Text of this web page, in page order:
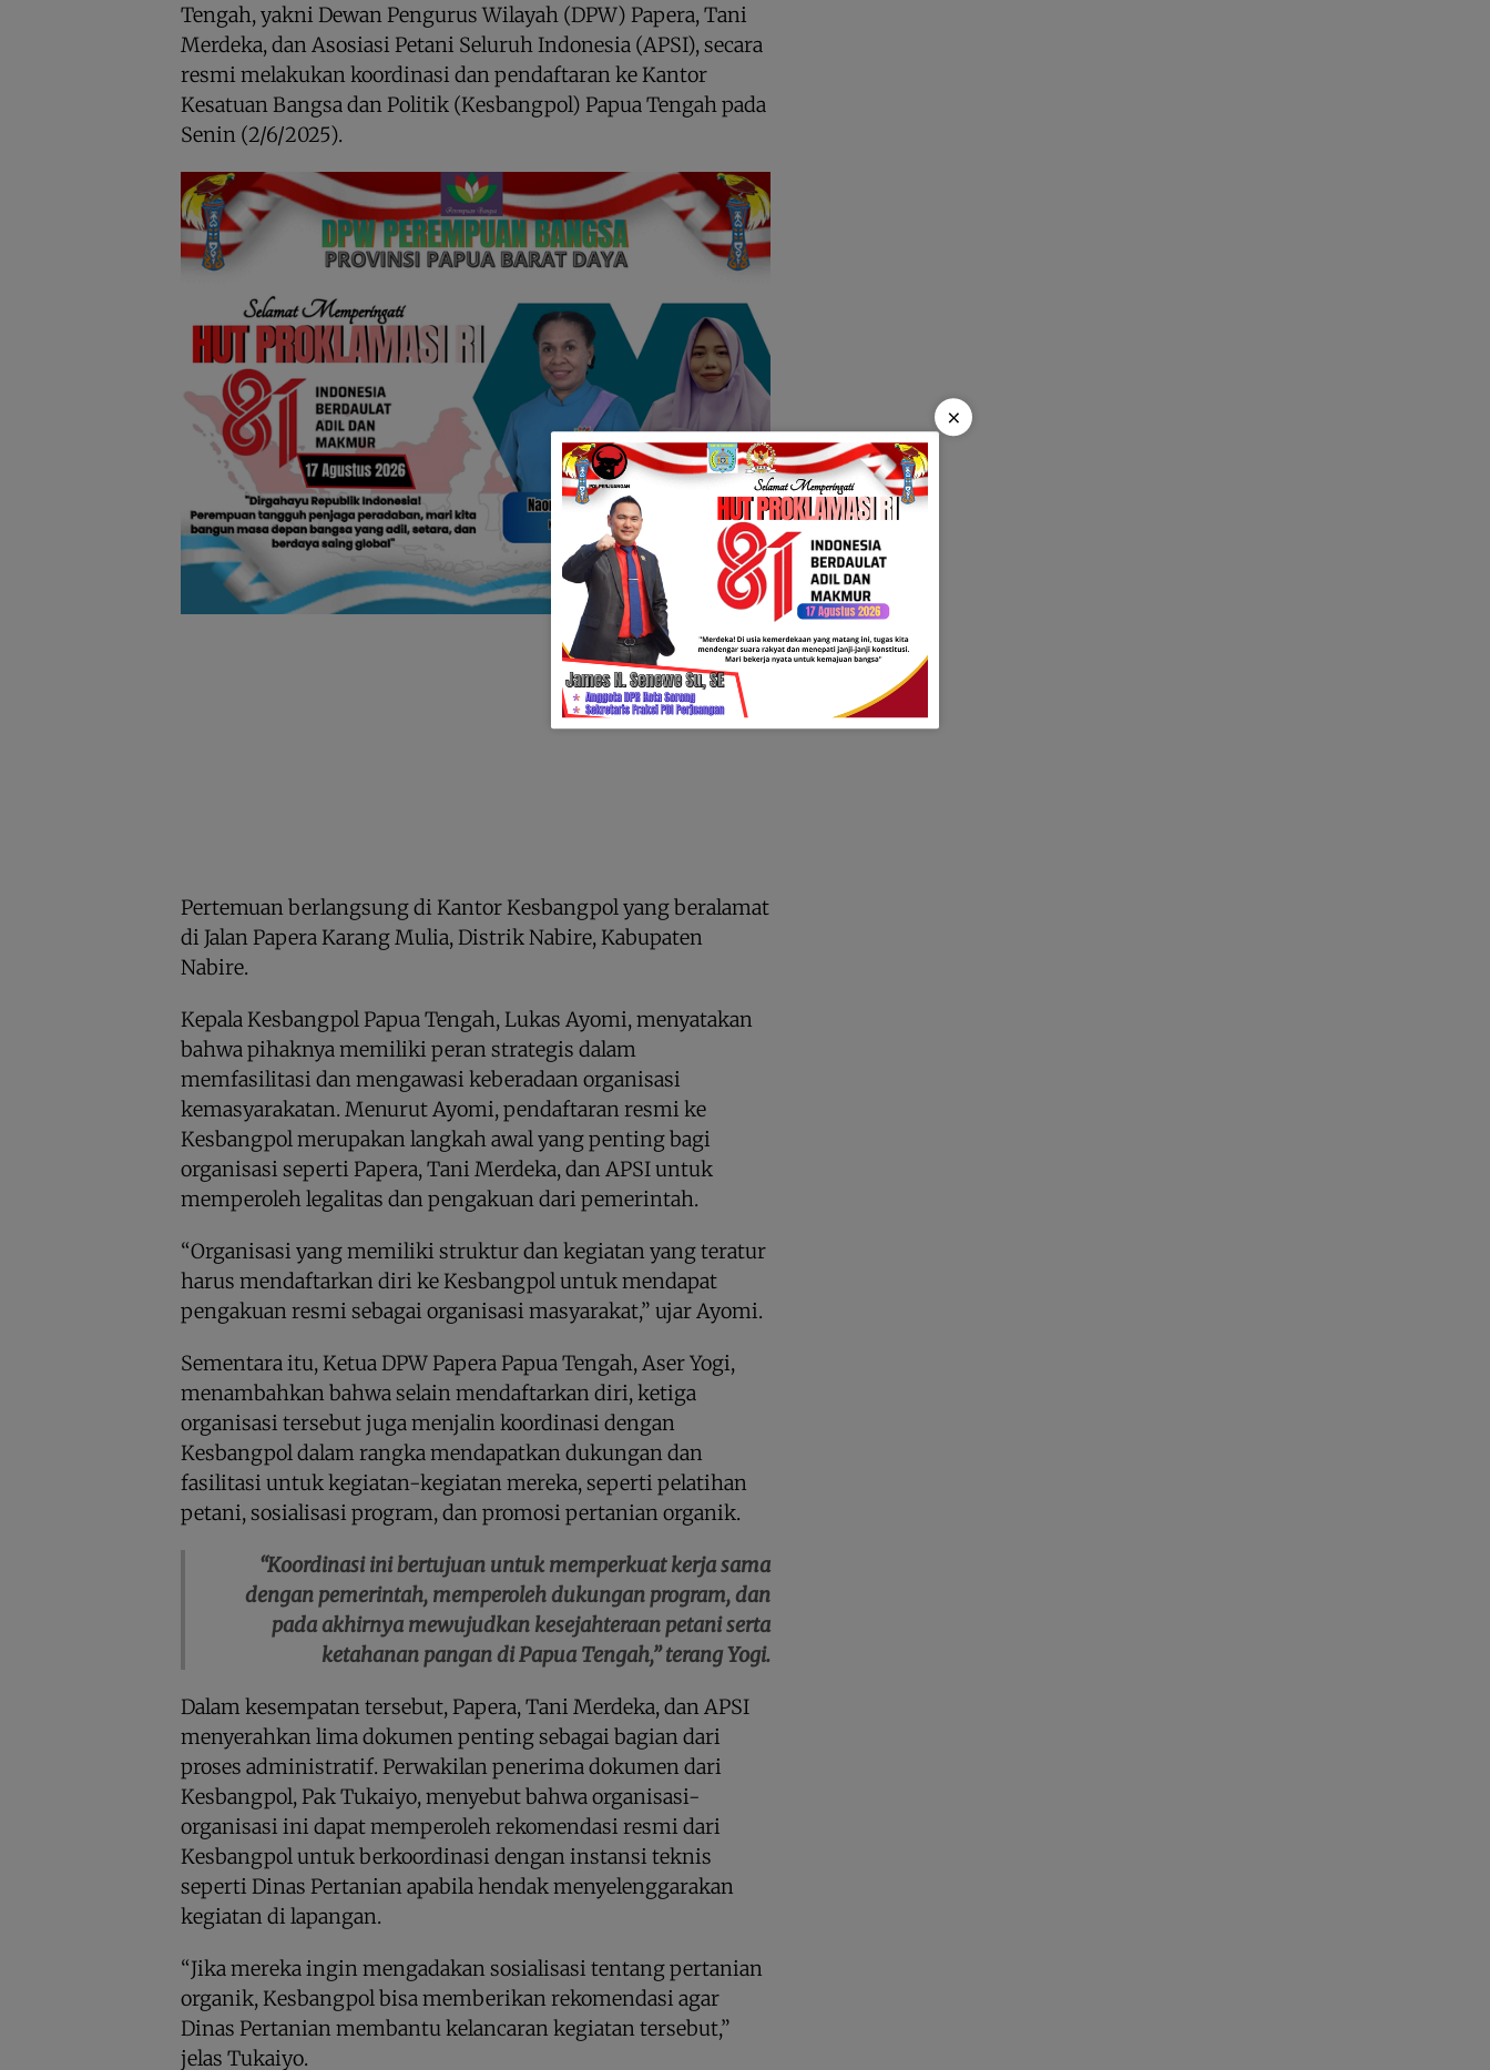
Tengah, yakni Dewan Pengurus Wilayah (DPW) Papera, Tani
Merdeka, dan Asosiasi Petani Seluruh Indonesia (APSI), secara
resmi melakukan koordinasi dan pendaftaran ke Kantor
Kesatuan Bangsa dan Politik (Kesbangpol) Papua Tengah pada
Senin (2/6/2025).
Pertemuan berlangsung di Kantor Kesbangpol yang beralamat
di Jalan Papera Karang Mulia, Distrik Nabire, Kabupaten
Nabire.
Kepala Kesbangpol Papua Tengah, Lukas Ayomi, menyatakan
bahwa pihaknya memiliki peran strategis dalam
memfasilitasi dan mengawasi keberadaan organisasi
kemasyarakatan. Menurut Ayomi, pendaftaran resmi ke
Kesbangpol merupakan langkah awal yang penting bagi
organisasi seperti Papera, Tani Merdeka, dan APSI untuk
memperoleh legalitas dan pengakuan dari pemerintah.
“Organisasi yang memiliki struktur dan kegiatan yang teratur
harus mendaftarkan diri ke Kesbangpol untuk mendapat
pengakuan resmi sebagai organisasi masyarakat,” ujar Ayomi.
Sementara itu, Ketua DPW Papera Papua Tengah, Aser Yogi,
menambahkan bahwa selain mendaftarkan diri, ketiga
organisasi tersebut juga menjalin koordinasi dengan
Kesbangpol dalam rangka mendapatkan dukungan dan
fasilitasi untuk kegiatan-kegiatan mereka, seperti pelatihan
petani, sosialisasi program, dan promosi pertanian organik.
“Koordinasi ini bertujuan untuk memperkuat kerja sama
dengan pemerintah, memperoleh dukungan program, dan
pada akhirnya mewujudkan kesejahteraan petani serta
ketahanan pangan di Papua Tengah,” terang Yogi.
Dalam kesempatan tersebut, Papera, Tani Merdeka, dan APSI
menyerahkan lima dokumen penting sebagai bagian dari
proses administratif. Perwakilan penerima dokumen dari
Kesbangpol, Pak Tukaiyo, menyebut bahwa organisasi-
organisasi ini dapat memperoleh rekomendasi resmi dari
Kesbangpol untuk berkoordinasi dengan instansi teknis
seperti Dinas Pertanian apabila hendak menyelenggarakan
kegiatan di lapangan.
“Jika mereka ingin mengadakan sosialisasi tentang pertanian
organik, Kesbangpol bisa memberikan rekomendasi agar
Dinas Pertanian membantu kelancaran kegiatan tersebut,”
jelas Tukaiyo.
×